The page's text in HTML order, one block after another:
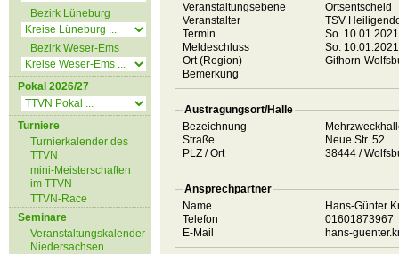
Bezirk Lüneburg
Bezirk Weser-Ems
Pokal 2026/27
Turniere
Turnierkalender des
TTVN
mini-Meisterschaften
im TTVN
TTVN-Race
Seminare
Veranstaltungskalender
Niedersachsen
Veranstaltungsebene
Ortsentscheid
Veranstalter
TSV
Termin
So.
Meldeschluss
So.
Ort (Region)
Gifhorn-
Bemerkung
Austragungsort/Halle
Bezeichnung
Straße
Neue Str. 52
PLZ / Ort
38444 /
Ansprechpartner
Name
Hans-Günter
Telefon
01601873967
E-Mail
hans-